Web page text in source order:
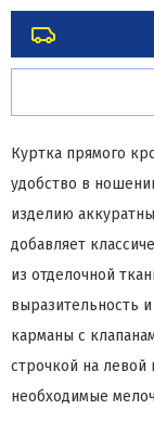
Куртка прямого
удобство в
изделию
добавляет
из отделочной
выразительность
карманы с
строчкой на левой
необходимые